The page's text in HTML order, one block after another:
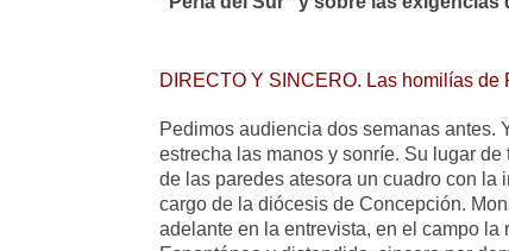
DIRECTO Y SINCERO. Las homilías
Pedimos audiencia dos semanas antes.
estrecha las manos y sonríe. Su lugar
de las paredes atesora un cuadro con la
cargo de la diócesis de Concepción.
adelante en la entrevista, en el campo